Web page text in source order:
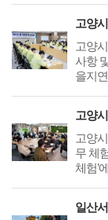
고양
사항
을지
고양
무 체
체험’